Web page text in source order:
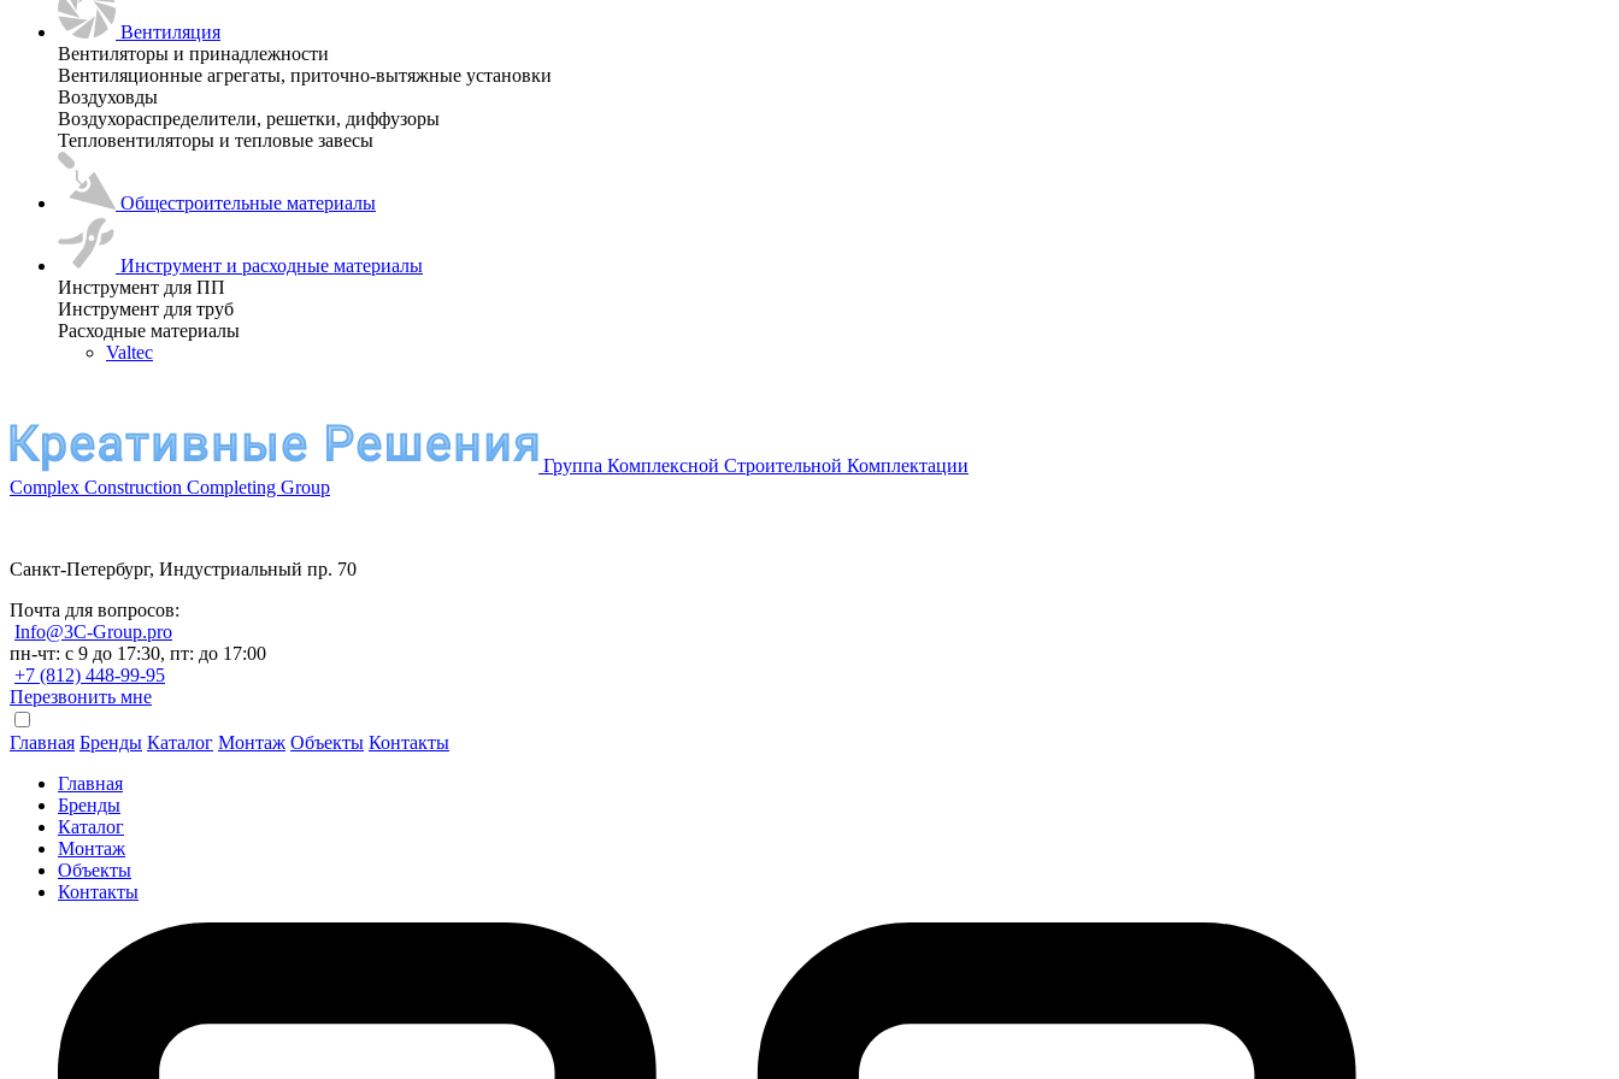
Вентиляция
Вентиляторы и принадлежности
Вентиляционные агрегаты, приточно-вытяжные установки
Воздуховды
Воздухораспределители, решетки, диффузоры
Тепловентиляторы и тепловые завесы
Общестроительные материалы
Инструмент и расходные материалы
Инструмент для ПП
Инструмент для труб
Расходные материалы
Valtec
Группа Комплексной Строительной Комплектации
Complex Construction Completing Group
Санкт-Петербург, Индустриальный пр. 70
Почта для вопросов:
Info@3C-Group.pro
пн-чт: с 9 до 17:30, пт: до 17:00
+7 (812) 448-99-95
Перезвонить мне
Главная Бренды Каталог Монтаж Объекты Контакты
Главная
Бренды
Каталог
Монтаж
Объекты
Контакты